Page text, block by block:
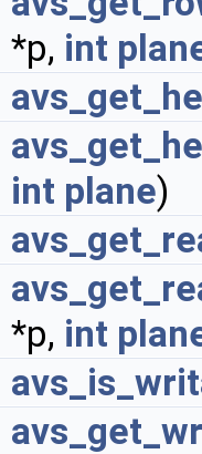
*p, int
int plane)
*p, int